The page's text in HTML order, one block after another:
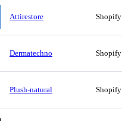
Attirestore Shopify
Dermatechno Shopify
Plush-natural Shopify